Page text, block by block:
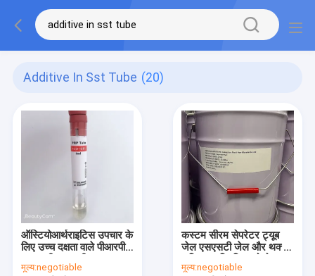
Additive In Sst Tube (20)
ऑस्टियोआर्थराइटिस उपचार के
लिए उच्च दक्षता वाले पीआरपी
मूल्य:negotiable
कस्टम सीरम सेपरेटर ट्यूब
जेल एसएसटी जेल और थक्के
मूल्य:negotiable